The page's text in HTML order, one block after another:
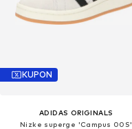
KUPON
ADIDAS ORIGINALS
Nizke superge 'Campus 00S'